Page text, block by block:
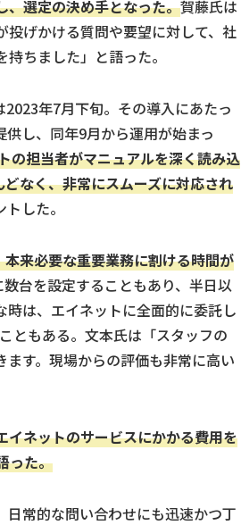
、選定の決め手となった。賀藤氏は
投げかける質問や要望に対して、社
ちました」と語った。
年7月下旬。その導入にあたっ
し、同年9月から運用が始まっ
の担当者がマニュアルを深く読み込
なく、非常にスムーズに対応され
した。
来必要な重要業務に割ける時間が
台を設定することもあり、半日以
は、エイネットに全面的に委託し
ともある。文本氏は「スタッフの
す。現場からの評価も非常に高い
ネットのサービスにかかる費用を
った。
常的な問い合わせにも迅速かつ丁